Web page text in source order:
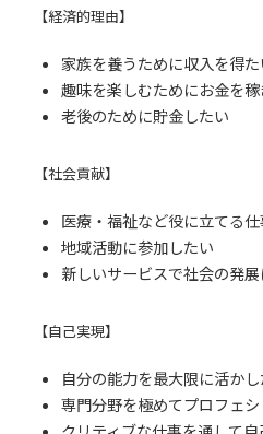
【経済的理由】
家族を養うために収入を得た
趣味を楽しむためにお金を
老後のために貯金したい
【社会貢献】
医療・福祉など役に立てる
地域活動に参加したい
新しいサービスで社会の発
【自己実現】
自分の能力を最大限に活か
専門分野を極めてプロフェ